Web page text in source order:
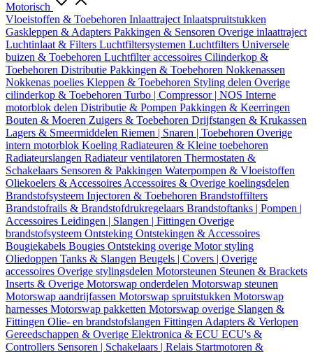
Motorisch
Vloeistoffen & Toebehoren Inlaattraject Inlaatspruitstukken
Gaskleppen & Adapters Pakkingen & Sensoren Overige inlaattraject
Luchtinlaat & Filters Luchtfiltersystemen Luchtfilters Universele
buizen & Toebehoren Luchtfilter accessoires Cilinderkop &
Toebehoren Distributie Pakkingen & Toebehoren Nokkenassen
Nokkenas poelies Kleppen & Toebehoren Styling delen Overige
cilinderkop & Toebehoren Turbo | Compressor | NOS Interne
motorblok delen Distributie & Pompen Pakkingen & Keerringen
Bouten & Moeren Zuigers & Toebehoren Drijfstangen & Krukassen
Lagers & Smeermiddelen Riemen | Snaren | Toebehoren Overige
intern motorblok Koeling Radiateuren & Kleine toebehoren
Radiateurslangen Radiateur ventilatoren Thermostaten &
Schakelaars Sensoren & Pakkingen Waterpompen & Vloeistoffen
Oliekoelers & Accessoires Accessoires & Overige koelingsdelen
Brandstofsysteem Injectoren & Toebehoren Brandstoffilters
Brandstofrails & Brandstofdrukregelaars Brandstoftanks | Pompen |
Accessoires Leidingen | Slangen | Fittingen Overige
brandstofsysteem Ontsteking Ontstekingen & Accessoires
Bougiekabels Bougies Ontsteking overige Motor styling
Oliedoppen Tanks & Slangen Beugels | Covers | Overige
accessoires Overige stylingsdelen Motorsteunen Steunen & Brackets
Inserts & Overige Motorswap onderdelen Motorswap steunen
Motorswap aandrijfassen Motorswap spruitstukken Motorswap
harnesses Motorswap pakketten Motorswap overige Slangen &
Fittingen Olie- en brandstofslangen Fittingen Adapters & Verlopen
Gereedschappen & Overige Elektronica & ECU ECU's &
Controllers Sensoren | Schakelaars | Relais Startmotoren &